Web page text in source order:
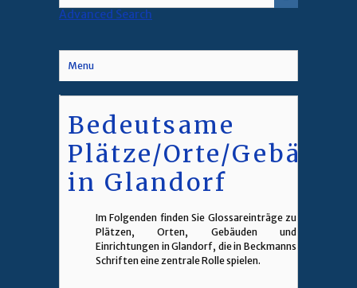
Advanced Search
Menu
Bedeutsame
Plätze/Orte/Gebäude
in Glandorf
Im Folgenden finden Sie Glossareinträge zu
Plätzen, Orten, Gebäuden und
Einrichtungen in Glandorf, die in Beckmanns
Schriften eine zentrale Rolle spielen.